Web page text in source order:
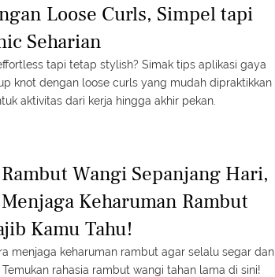
Loose Curls, Simpel tapi
Seharian
tapi tetap stylish? Simak tips aplikasi gaya
knot dengan loose curls yang mudah dipraktikkan
aktivitas dari kerja hingga akhir pekan.
Rambut Wangi Sepanjang Hari,
Keharuman Rambut
Kamu Tahu!
menjaga keharuman rambut agar selalu segar dan
rahasia rambut wangi tahan lama di sini!